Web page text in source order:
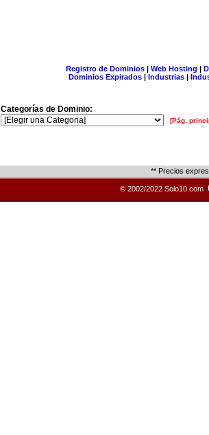
Registro de Dominios| Web Hosting |
Dominios Expirados | Industrias |
Categorías de Dominio:
[Pág.
** Precios
© 2002/2022 Solo10.com